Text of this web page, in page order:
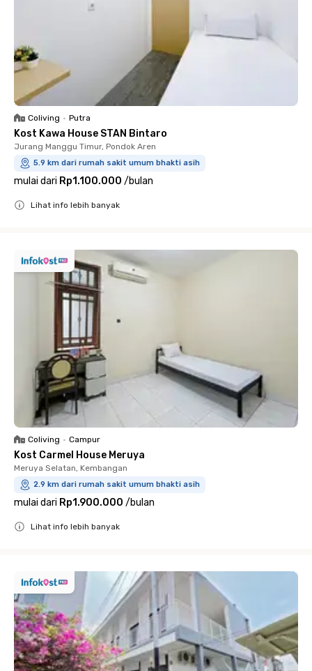
Coliving • Putra
Kost Kawa House STAN Bintaro
Jurang Manggu Timur, Pondok Aren
5.9 km dari rumah sakit umum bhakti asih
mulai dari Rp1.100.000 /bulan
Lihat info lebih banyak
Coliving • Campur
Kost Carmel House Meruya
Meruya Selatan, Kembangan
2.9 km dari rumah sakit umum bhakti asih
mulai dari Rp1.900.000 /bulan
Lihat info lebih banyak